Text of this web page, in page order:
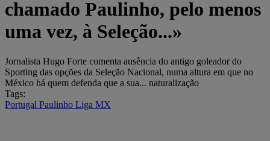
chamado Paulinho, pelo menos
uma vez, à Seleção...»
Jornalista Hugo Forte comenta ausência do antigo goleador do
Sporting das opções da Seleção Nacional, numa altura em que no
México há quem defenda que a sua... naturalização
Tags:
Portugal Paulinho Liga MX